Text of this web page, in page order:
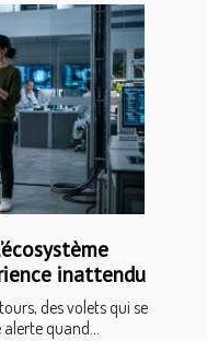
inattendu
des volets qui se
quand...